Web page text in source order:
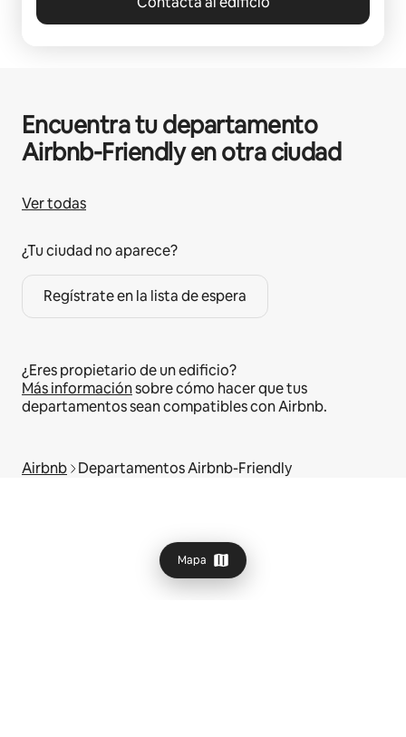
Mapa
Encuentra tu departamento
Airbnb-Friendly en otra ciudad
Ver todas
¿Tu ciudad no aparece?
Regístrate en la lista de espera
¿Eres propietario de un edificio?
Más informaciónsobre cómo hacer que tus
departamentos sean compatibles con Airbnb.
Airbnb Departamentos Airbnb-Friendly